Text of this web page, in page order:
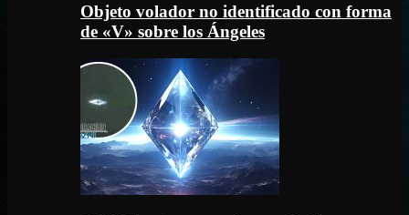
Objeto volador no identificado con forma
de «V» sobre los Ángeles